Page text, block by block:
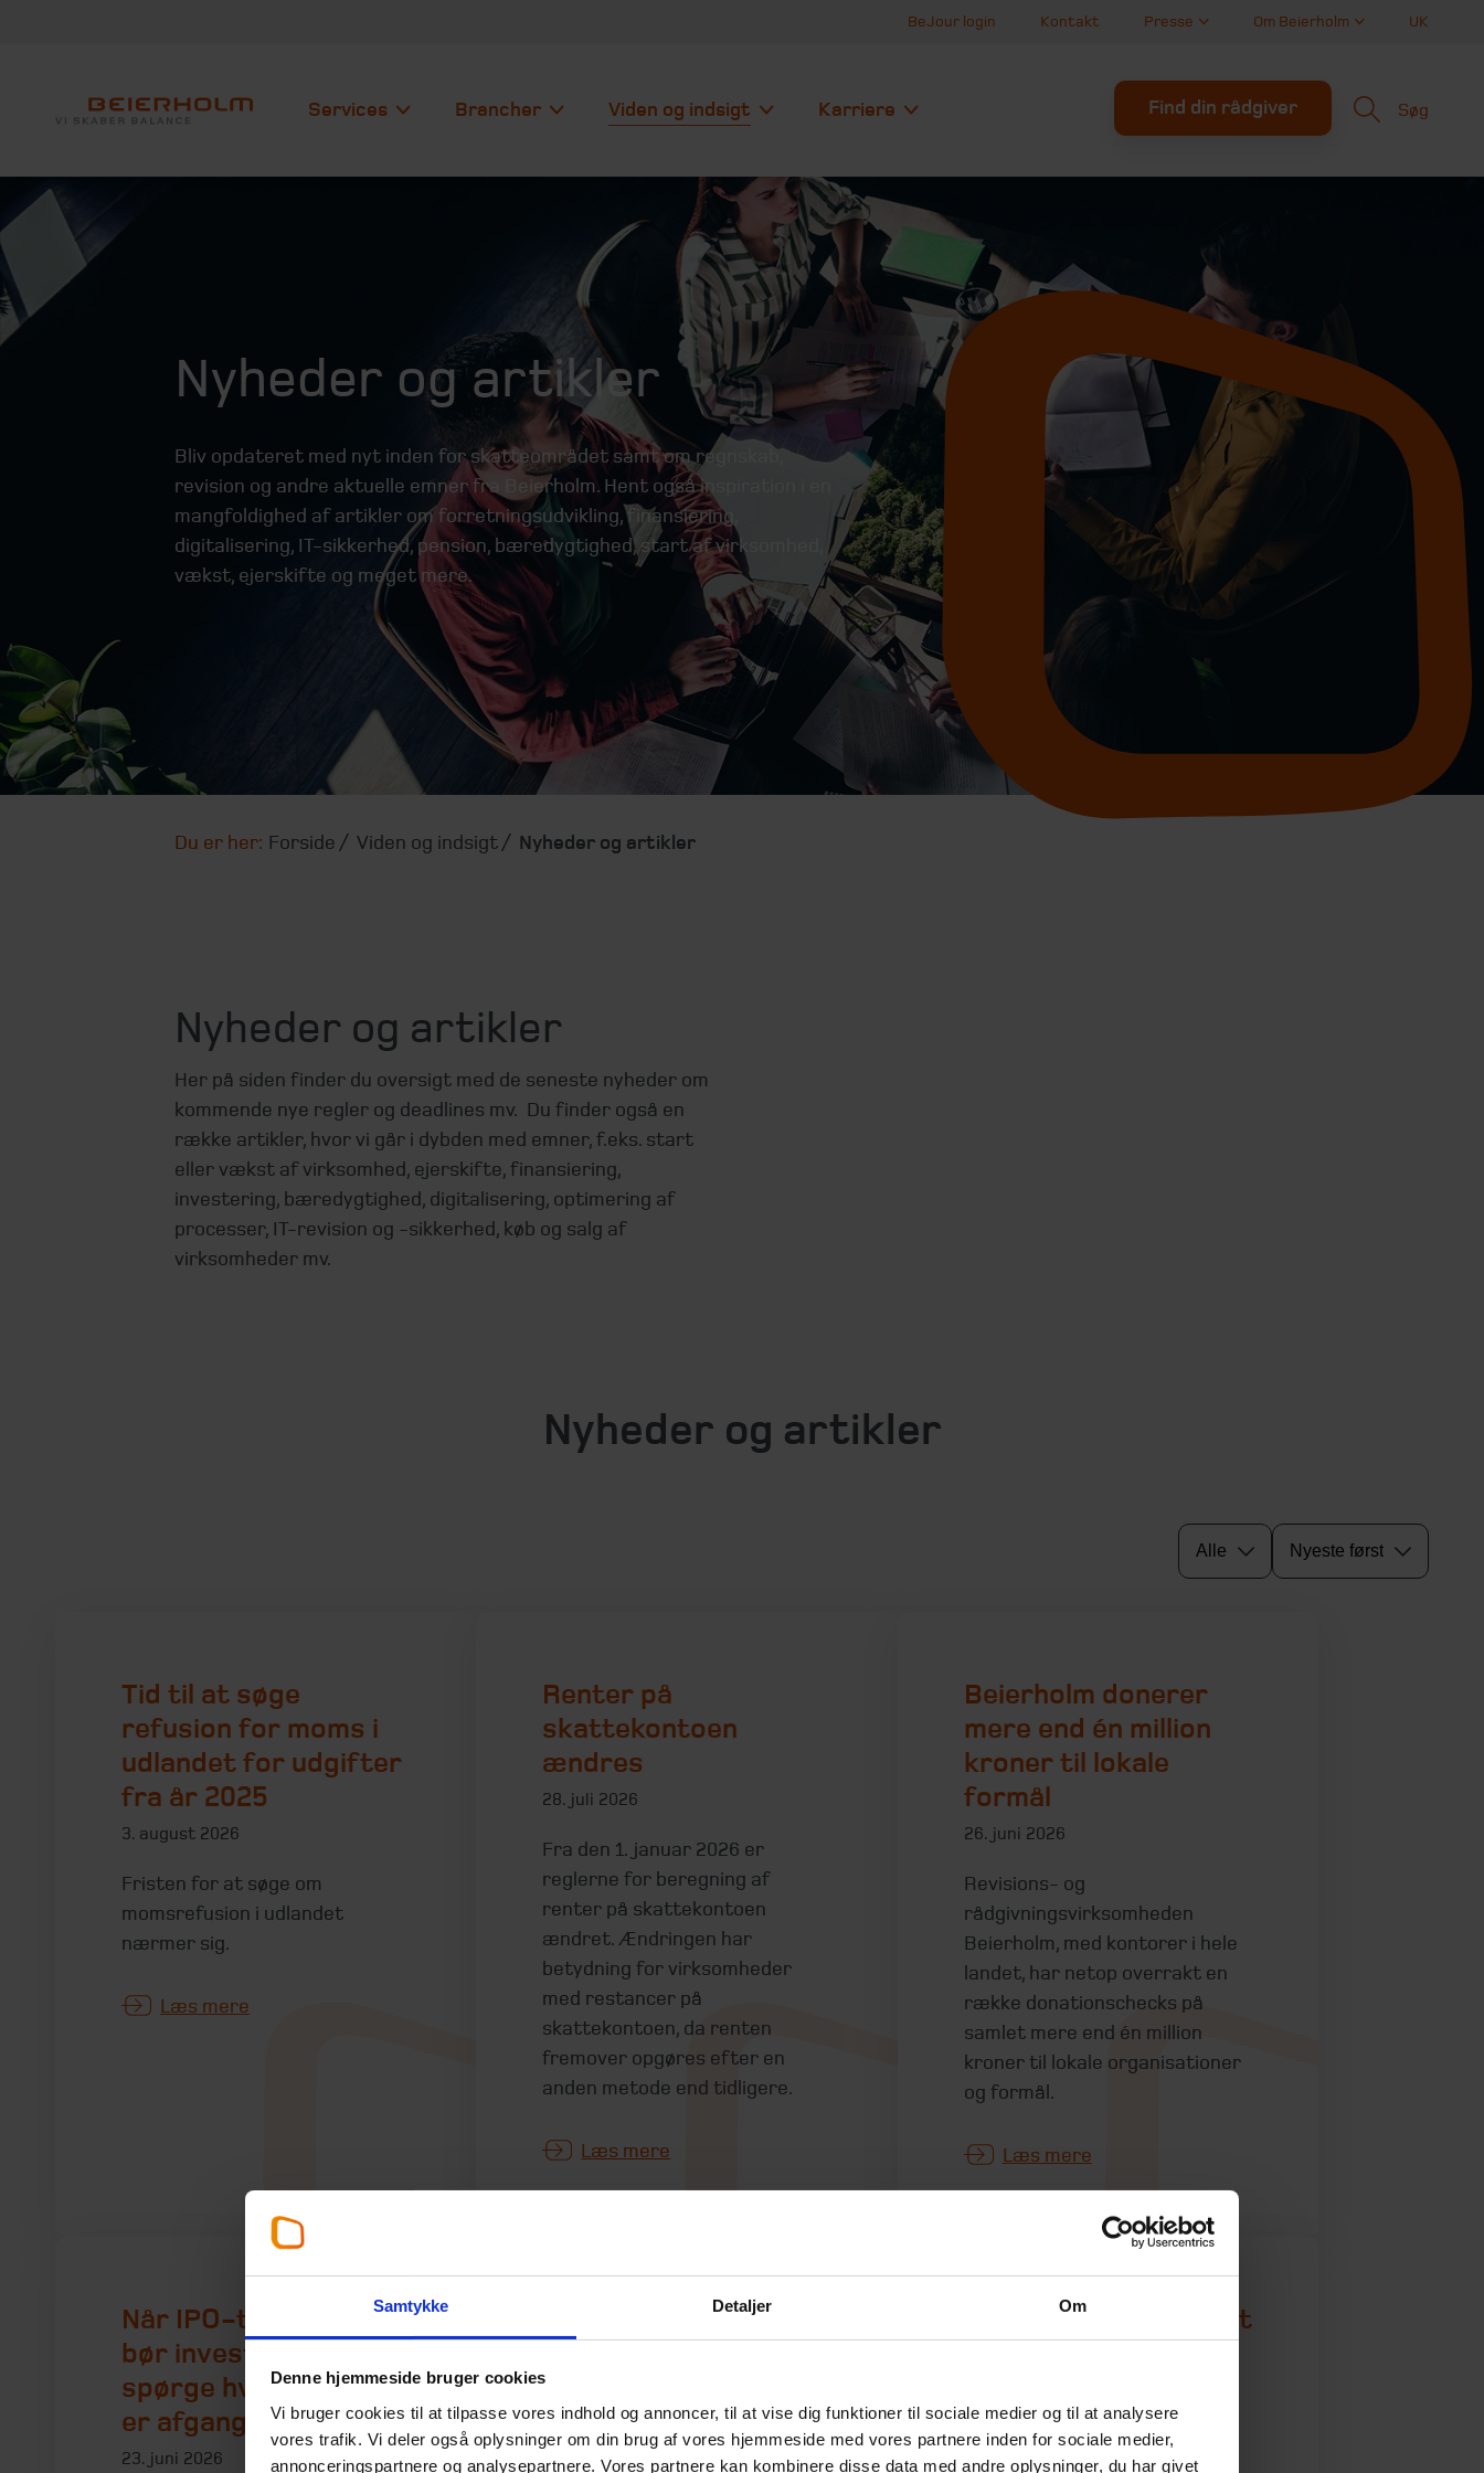
Samtykke Detaljer Om
Denne hjemmeside bruger cookies
Vi bruger cookies til at tilpasse vores indhold og annoncer, til at vise dig funktioner til sociale medier og til at analysere
vores trafik. Vi deler også oplysninger om din brug af vores hjemmeside med vores partnere inden for sociale medier,
annonceringspartnere og analysepartnere. Vores partnere kan kombinere disse data med andre oplysninger, du har givet
BeJour login Kontakt Presse Om Beierholm UK
Services Brancher Viden og indsigt Karriere Find din rådgiver Søg
Nyheder og artikler
Bliv opdateret med nyt inden for skatteområdet samt om regnskab,
revision og andre aktuelle emner fra Beierholm. Hent også inspiration i en
mangfoldighed af artikler om forretningsudvikling, finansiering,
digitalisering, IT-sikkerhed, pension, bæredygtighed, start af virksomhed,
vækst, ejerskifte og meget mere.
Du er her: Forside Viden og indsigt Nyheder og artikler
Nyheder og artikler
Her på siden finder du oversigt med de seneste nyheder om
kommende nye regler og deadlines mv. Du finder også en
række artikler, hvor vi går i dybden med emner, f.eks. start
eller vækst af virksomhed, ejerskifte, finansiering,
investering, bæredygtighed, digitalisering, optimering af
processer, IT-revision og -sikkerhed, køb og salg af
virksomheder mv.
Nyheder og artikler
Alle Nyeste først
Tid til at søge
refusion for moms i
udlandet for udgifter
fra år 2025
3. august 2026
Fristen for at søge om
momsrefusion i udlandet
nærmer sig.
Læs mere
Renter på
skattekontoen
ændres
28. juli 2026
Fra den 1. januar 2026 er
reglerne for beregning af
renter på skattekontoen
ændret. Ændringen har
betydning for virksomheder
med restancer på
skattekontoen, da renten
fremover opgøres efter en
anden metode end tidligere.
Læs mere
Beierholm donerer
mere end én million
kroner til lokale
formål
26. juni 2026
Revisions- og
rådgivningsvirksomheden
Beierholm, med kontorer i hele
landet, har netop overrakt en
række donationschecks på
samlet mere end én million
kroner til lokale organisationer
og formål.
Læs mere
Når IPO-toget kører,
bør investorer
spørge hvorfor, der
er afgang netop nu
23. juni 2026
Interessekonflikt
investorer – kender
du dine vilkår?
23. juni 2026
Forhøjelse af boafgift
22. juni 2026